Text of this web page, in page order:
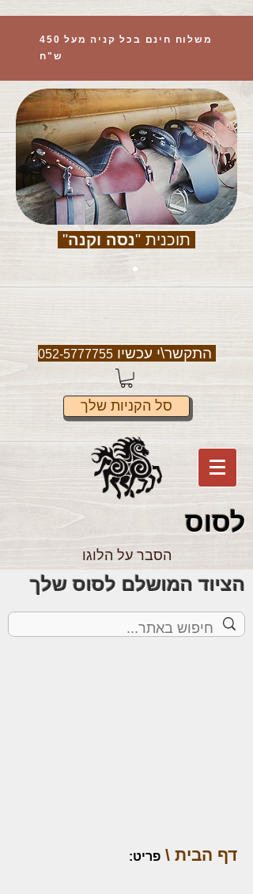
משלוח חינם בכל קניה מעל 450
ש"ח
תוכנית "נסה וקנה"
התקשר\י עכשיו052-5777755
סל הקניות שלך
לסוס
הסבר על הלוגו
הציוד המושלם לסוס שלך
דף הבית \ פריט: